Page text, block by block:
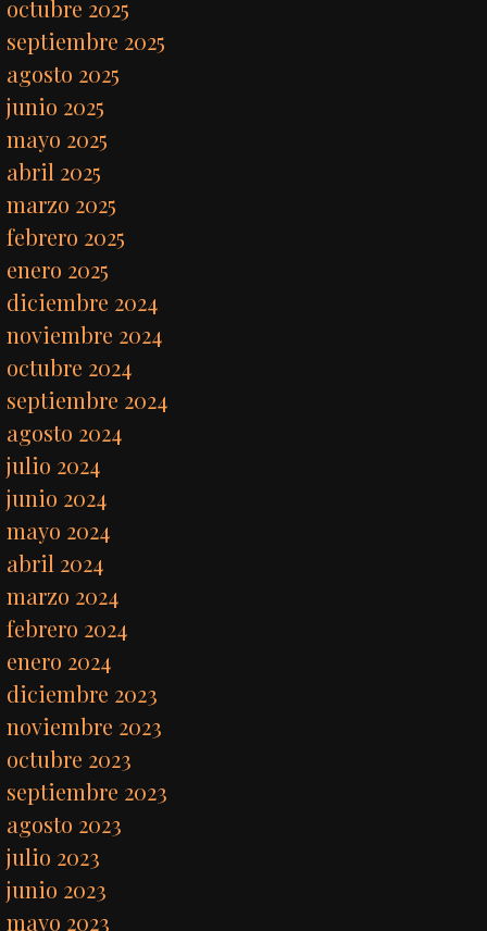
octubre 2025
septiembre 2025
agosto 2025
junio 2025
mayo 2025
abril 2025
marzo 2025
febrero 2025
enero 2025
diciembre 2024
noviembre 2024
octubre 2024
septiembre 2024
agosto 2024
julio 2024
junio 2024
mayo 2024
abril 2024
marzo 2024
febrero 2024
enero 2024
diciembre 2023
noviembre 2023
octubre 2023
septiembre 2023
agosto 2023
julio 2023
junio 2023
mayo 2023